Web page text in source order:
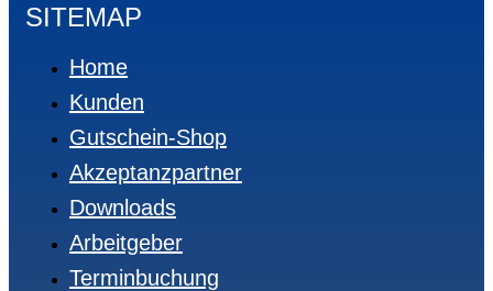
SITEMAP
Home
Kunden
Gutschein-Shop
Akzeptanzpartner
Downloads
Arbeitgeber
Terminbuchung